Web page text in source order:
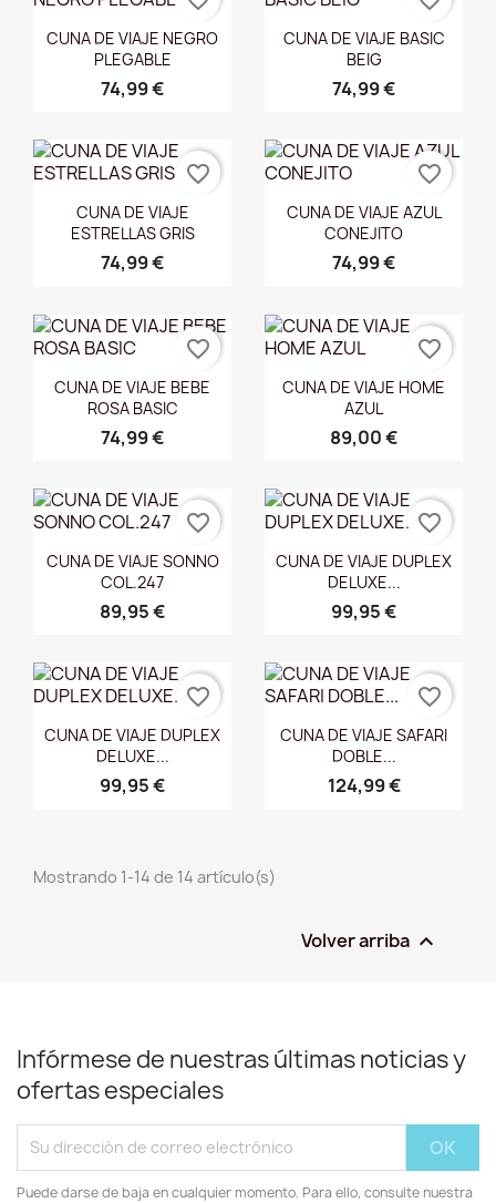
 Vista rápida
CUNA DE VIAJE NEGRO
PLEGABLE
74,99 €
Vista rápida
CUNA DE VIAJE BASIC
BEIG
74,99 €
 Vista rápida
CUNA DE VIAJE
ESTRELLAS GRIS
74,99 €
favorite_border
Vista rápida
CUNA DE VIAJE AZUL
CONEJITO
74,99 €
favorite_border
Vista rápida
CUNA DE VIAJE BEBE
ROSA BASIC
74,99 €
favorite_border
Vista rápida
CUNA DE VIAJE HOME
AZUL
89,00 €
favorite_border
Vista rápida
CUNA DE VIAJE SONNO
COL.247
89,95 €
favorite_border
Vista rápida
CUNA DE VIAJE DUPLEX
DELUXE...
99,95 €
favorite_border
Vista rápida
CUNA DE VIAJE DUPLEX
DELUXE...
99,95 €
favorite_border
Vista rápida
CUNA DE VIAJE SAFARI
DOBLE...
124,99 €
favorite_border
Mostrando 1-14 de 14 artículo(s)
Volver arriba 
Infórmese de nuestras últimas noticias y
ofertas especiales
Puede darse de baja en cualquier momento. Para ello, consulte nuestra